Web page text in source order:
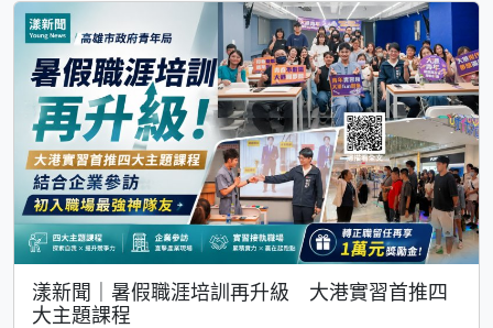
漾新聞｜暑假職涯培訓再升級 大港實習首推四
大主題課程